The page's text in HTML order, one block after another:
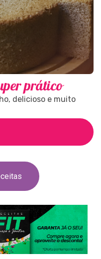
prático
delicioso e muito